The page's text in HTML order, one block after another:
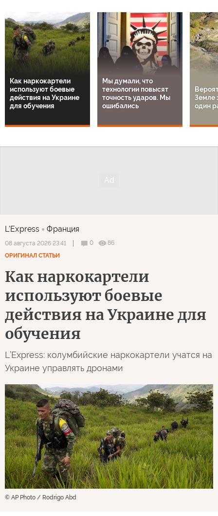
Как наркокартели
используют боевые
действия на Украине
для обучения
Мы думали, что
технологии повысят
точность ударов. Мы
ошибались
Земле
один
L'Express Франция
08 августа 2026 23:41 0
86
ОРИГИНАЛ СТАТЬИ
Как наркокартели
используют боевые
действия на Украине для
обучения
L’Express: колумбийские наркокартели учатся на
Украине управлять дронами
© AP Photo / Rodrigo Abd